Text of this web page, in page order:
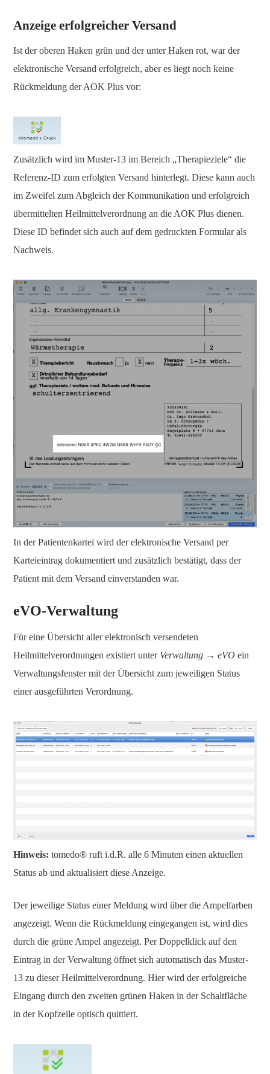
Anzeige erfolgreicher Versand
Ist der oberen Haken grün und der unter Haken rot, war der
elektronische Versand erfolgreich, aber es liegt noch keine
Rückmeldung der AOK Plus vor:
Zusätzlich wird im Muster-13 im Bereich „Therapieziele“ die
Referenz-ID zum erfolgten Versand hinterlegt. Diese kann auch
im Zweifel zum Abgleich der Kommunikation und erfolgreich
übermittelten Heilmittelverordnung an die AOK Plus dienen.
Diese ID befindet sich auch auf dem gedruckten Formular als
Nachweis.
In der Patientenkartei wird der elektronische Versand per
Karteieintrag dokumentiert und zusätzlich bestätigt, dass der
Patient mit dem Versand einverstanden war.
eVO-Verwaltung
Für eine Übersicht aller elektronisch versendeten
Heilmittelverordnungen existiert unter Verwaltung → eVO ein
Verwaltungsfenster mit der Übersicht zum jeweiligen Status
einer ausgeführten Verordnung.
Hinweis: tomedo® ruft i.d.R. alle 6 Minuten einen aktuellen
Status ab und aktualisiert diese Anzeige.
Der jeweilige Status einer Meldung wird über die Ampelfarben
angezeigt. Wenn die Rückmeldung eingegangen ist, wird dies
durch die grüne Ampel angezeigt. Per Doppelklick auf den
Eintrag in der Verwaltung öffnet sich automatisch das Muster-
13 zu dieser Heilmittelverordnung. Hier wird der erfolgreiche
Eingang durch den zweiten grünen Haken in der Schaltfläche
in der Kopfzeile optisch quittiert.